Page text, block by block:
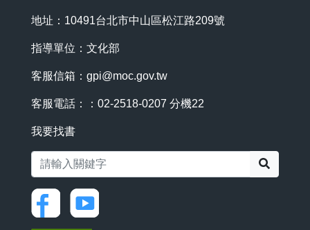
地址：10491台北市中山區松江路209號
指導單位：文化部
客服信箱： gpi@moc.gov.tw
客服電話：：02-2518-0207 分機22
我要找書